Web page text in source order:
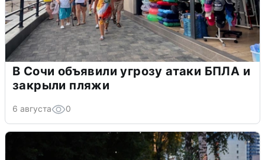
В Сочи объявили угрозу атаки БПЛА и
закрыли пляжи
6 августа 0